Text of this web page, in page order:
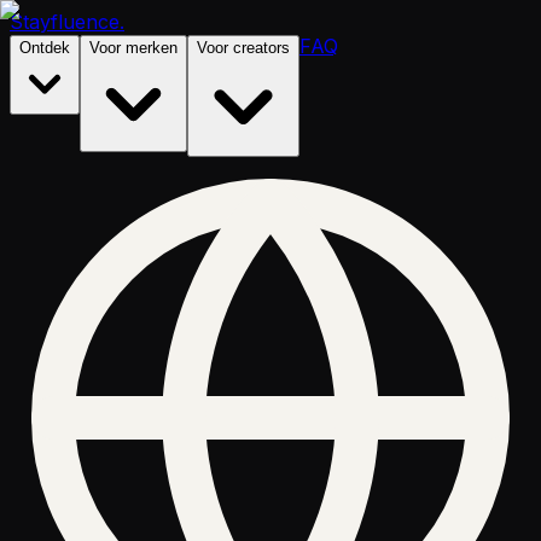
Stayfluence.
Ontdek Voor merken Voor creators FAQ